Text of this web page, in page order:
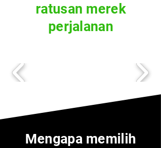
ratusan merek
perjalanan
Mengapa memilih